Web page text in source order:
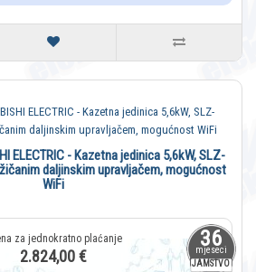
36
mjeseci
JAMSTVO
ELECTRIC - Kazetna jedinica 5,6kW, SLZ-
daljinskim upravljačem, mogućnost
WiFi
2.824,00 €